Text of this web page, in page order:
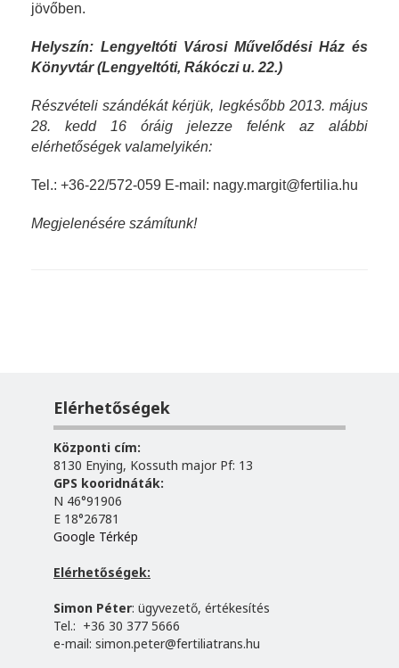
jövőben.
Helyszín: Lengyeltóti Városi Művelődési Ház és
Könyvtár (Lengyeltóti, Rákóczi u. 22.)
Részvételi szándékát kérjük, legkésőbb 2013. május
28. kedd 16 óráig jelezze felénk az alábbi
elérhetőségek valamelyikén:
Tel.: +36-22/572-059 E-mail: nagy.margit@fertilia.hu
Megjelenésére számítunk!
Elérhetőségek
Központi cím:
8130 Enying, Kossuth major Pf: 13
GPS kooridnáták:
N 46°91906
E 18°26781
Google Térkép
Elérhetőségek:
Simon Péter: ügyvezető, értékesítés
Tel.: +36 30 377 5666
e-mail: simon.peter@fertiliatrans.hu